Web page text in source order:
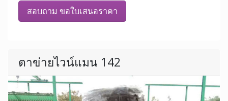
สอบถาม ขอใบเสนอราคา
ตาข่ายไวน์แมน 142